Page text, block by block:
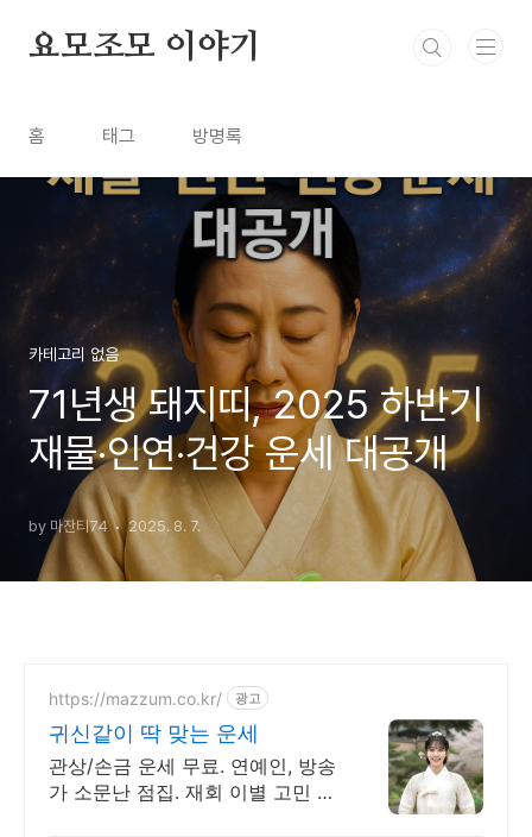
요모조모 이야기
홈 태그 방명록
카테고리 없음
71년생 돼지띠, 2025 하반기
재물·인연·건강 운세 대공개
by 마잔티74 2025. 8. 7.
https://mazzum.co.kr/ 광고
귀신같이 딱 맞는 운세
관상/손금 운세 무료. 연예인, 방송
가 소문난 점집. 재회 이별 고민 끝!